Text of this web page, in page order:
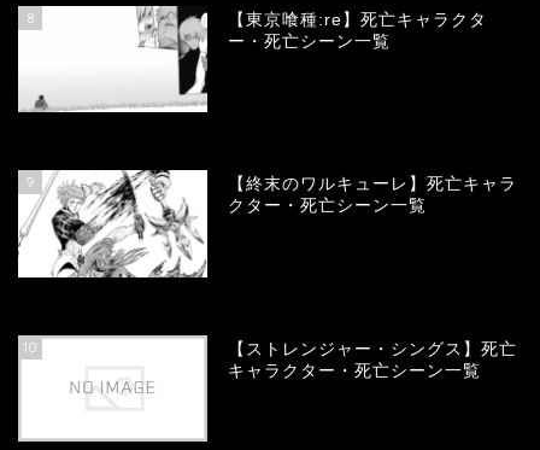
8
【東京喰種:re】死亡キャラクタ
ー・死亡シーン一覧
9
【終末のワルキューレ】死亡キャラ
クター・死亡シーン一覧
10
【ストレンジャー・シングス】死亡
キャラクター・死亡シーン一覧